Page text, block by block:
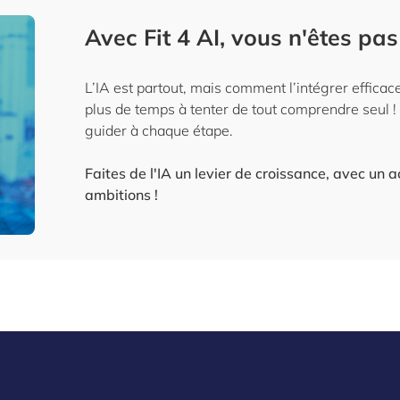
Avec Fit 4 AI, vous n'êtes
L’IA est partout, mais comment l’intégrer
plus de temps à tenter de tout comprendre seul
guider à chaque étape.
Faites de l'IA un levier de croissance, avec un
ambitions !